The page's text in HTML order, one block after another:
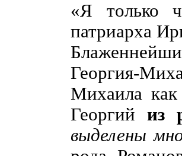
«Я только
патриарха
Георгия-
Михаила
Георгий из
выделены